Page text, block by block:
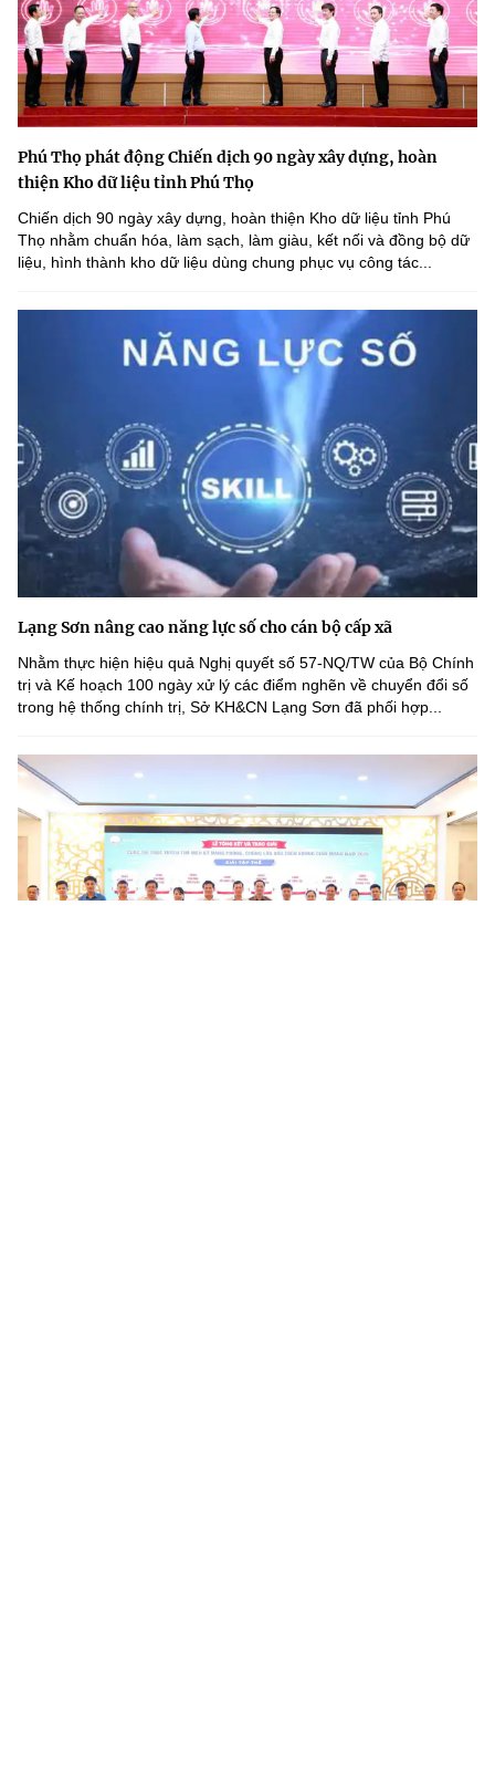
Phú Thọ phát động Chiến dịch 90 ngày xây dựng, hoàn
thiện Kho dữ liệu tỉnh Phú Thọ
Chiến dịch 90 ngày xây dựng, hoàn thiện Kho dữ liệu tỉnh Phú
Thọ nhằm chuẩn hóa, làm sạch, làm giàu, kết nối và đồng bộ dữ
liệu, hình thành kho dữ liệu dùng chung phục vụ công tác...
Lạng Sơn nâng cao năng lực số cho cán bộ cấp xã
Nhằm thực hiện hiệu quả Nghị quyết số 57-NQ/TW của Bộ Chính
trị và Kế hoạch 100 ngày xử lý các điểm nghẽn về chuyển đổi số
trong hệ thống chính trị, Sở KH&CN Lạng Sơn đã phối hợp...